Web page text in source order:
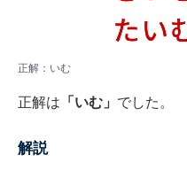
正解：いむ
正解は 「いむ」 でした。
解説